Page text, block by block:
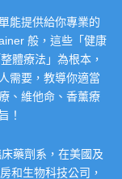
能提供給你專業的
般，這些「健康
體療法」為根本，
需要，教導你適當
、維他命、香薰療
！
藥劑系，在美國及
和生物科技公司，